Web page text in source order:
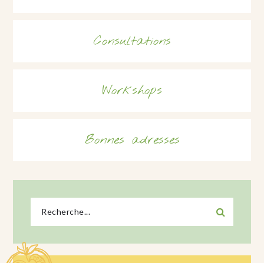
Consultations
Workshops
Bonnes adresses